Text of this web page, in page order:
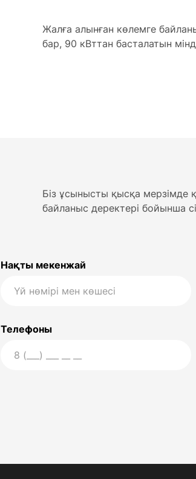
Жалға алынған көлемге
бар, 90 кВттан басталатын
Біз ұсынысты қысқа мерзімде
байланыс деректері бойынша
Нақты мекенжай
Телефоны